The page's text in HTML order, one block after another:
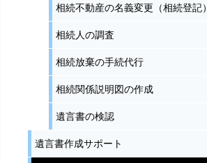
相続不動産の名義変更（相続登記）
相続人の調査
相続放棄の手続代行
相続関係説明図の作成
遺言書の検認
遺言書作成サポート